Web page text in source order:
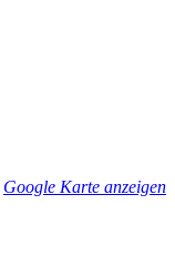
Google Karte anzeigen